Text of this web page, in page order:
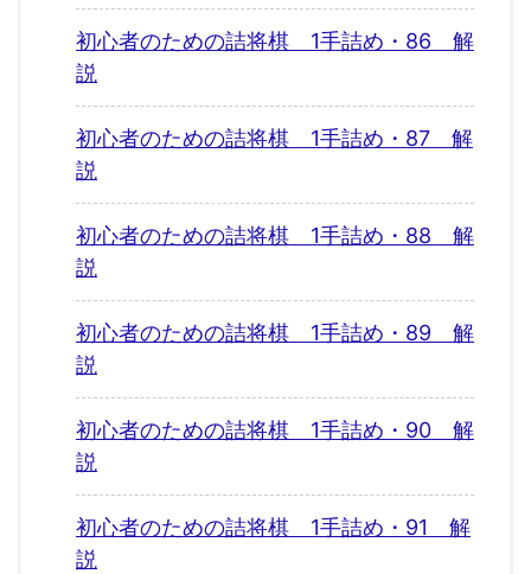
初心者のための詰将棋 1手詰め・86 解
説
初心者のための詰将棋 1手詰め・87 解
説
初心者のための詰将棋 1手詰め・88 解
説
初心者のための詰将棋 1手詰め・89 解
説
初心者のための詰将棋 1手詰め・90 解
説
初心者のための詰将棋 1手詰め・91 解
説